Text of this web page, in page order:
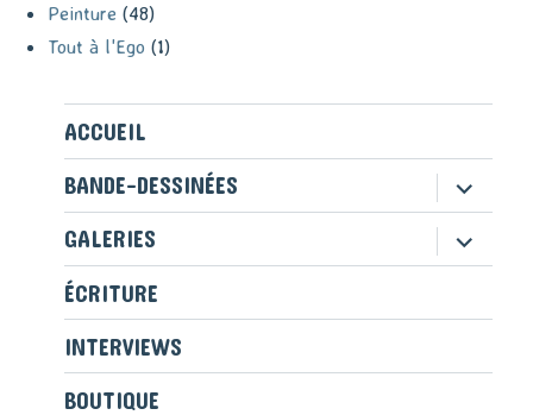
Peinture (48)
Tout à l'Ego (1)
ACCUEIL
BANDE-DESSINÉES
ouvrir
le
sous-
menu
GALERIES ouvrir
le
ÉCRITURE
INTERVIEWS
BOUTIQUE